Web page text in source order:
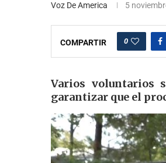
Voz De America 5
COMPARTIR 0
Varios voluntarios
garantizar que el